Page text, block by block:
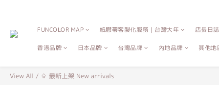
FUNCOLOR MAP 紙膠帶客製化服務｜台灣大年 店長日
香港品牌 日本品牌 台灣品牌 內地品牌 其他地
View All / ⇪ 最新上架 New arrivals